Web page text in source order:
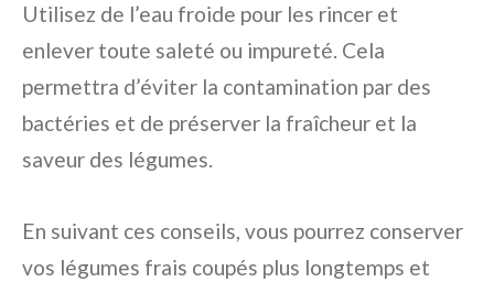
Utilisez de l’eau froide pour les rincer et
enlever toute saleté ou impureté. Cela
permettra d’éviter la contamination par des
bactéries et de préserver la fraîcheur et la
saveur des légumes.
En suivant ces conseils, vous pourrez conserver
vos légumes frais coupés plus longtemps et